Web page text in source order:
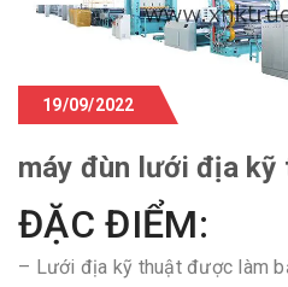
19/09/2022
máy đùn lưới địa kỹ
ĐẶC ĐIỂM:
– Lưới địa kỹ thuật được làm